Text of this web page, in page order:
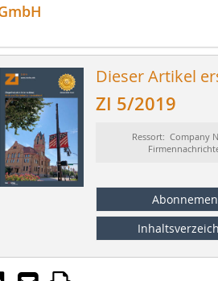
Dieser Artikel
ZI 5/2019
Ressort: Company